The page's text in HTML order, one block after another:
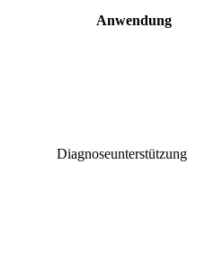
Anwendung
Diagnoseunterstützung